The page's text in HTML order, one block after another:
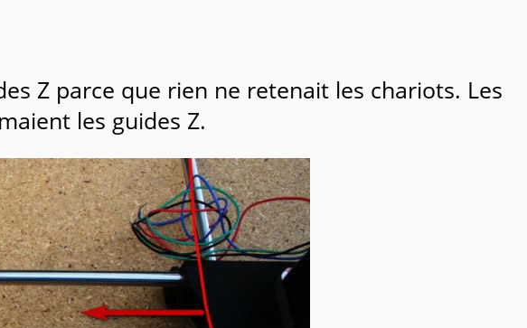
Z parce que rien ne retenait les chariots. Les
les guides Z.